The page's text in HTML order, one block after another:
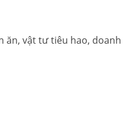
ăn, vật tư tiêu hao,